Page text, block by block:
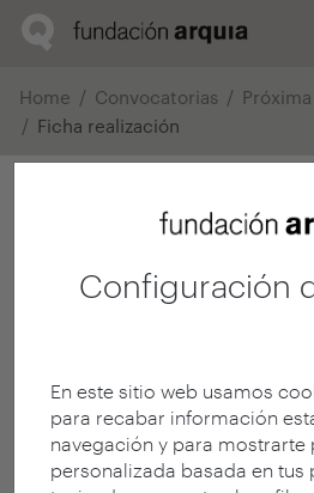
Configuración
En este sitio web usamos
para recabar información
navegación y para mostrarte
personalizada basada en tus
Home Convocatorias
Próxima
Ficha realización